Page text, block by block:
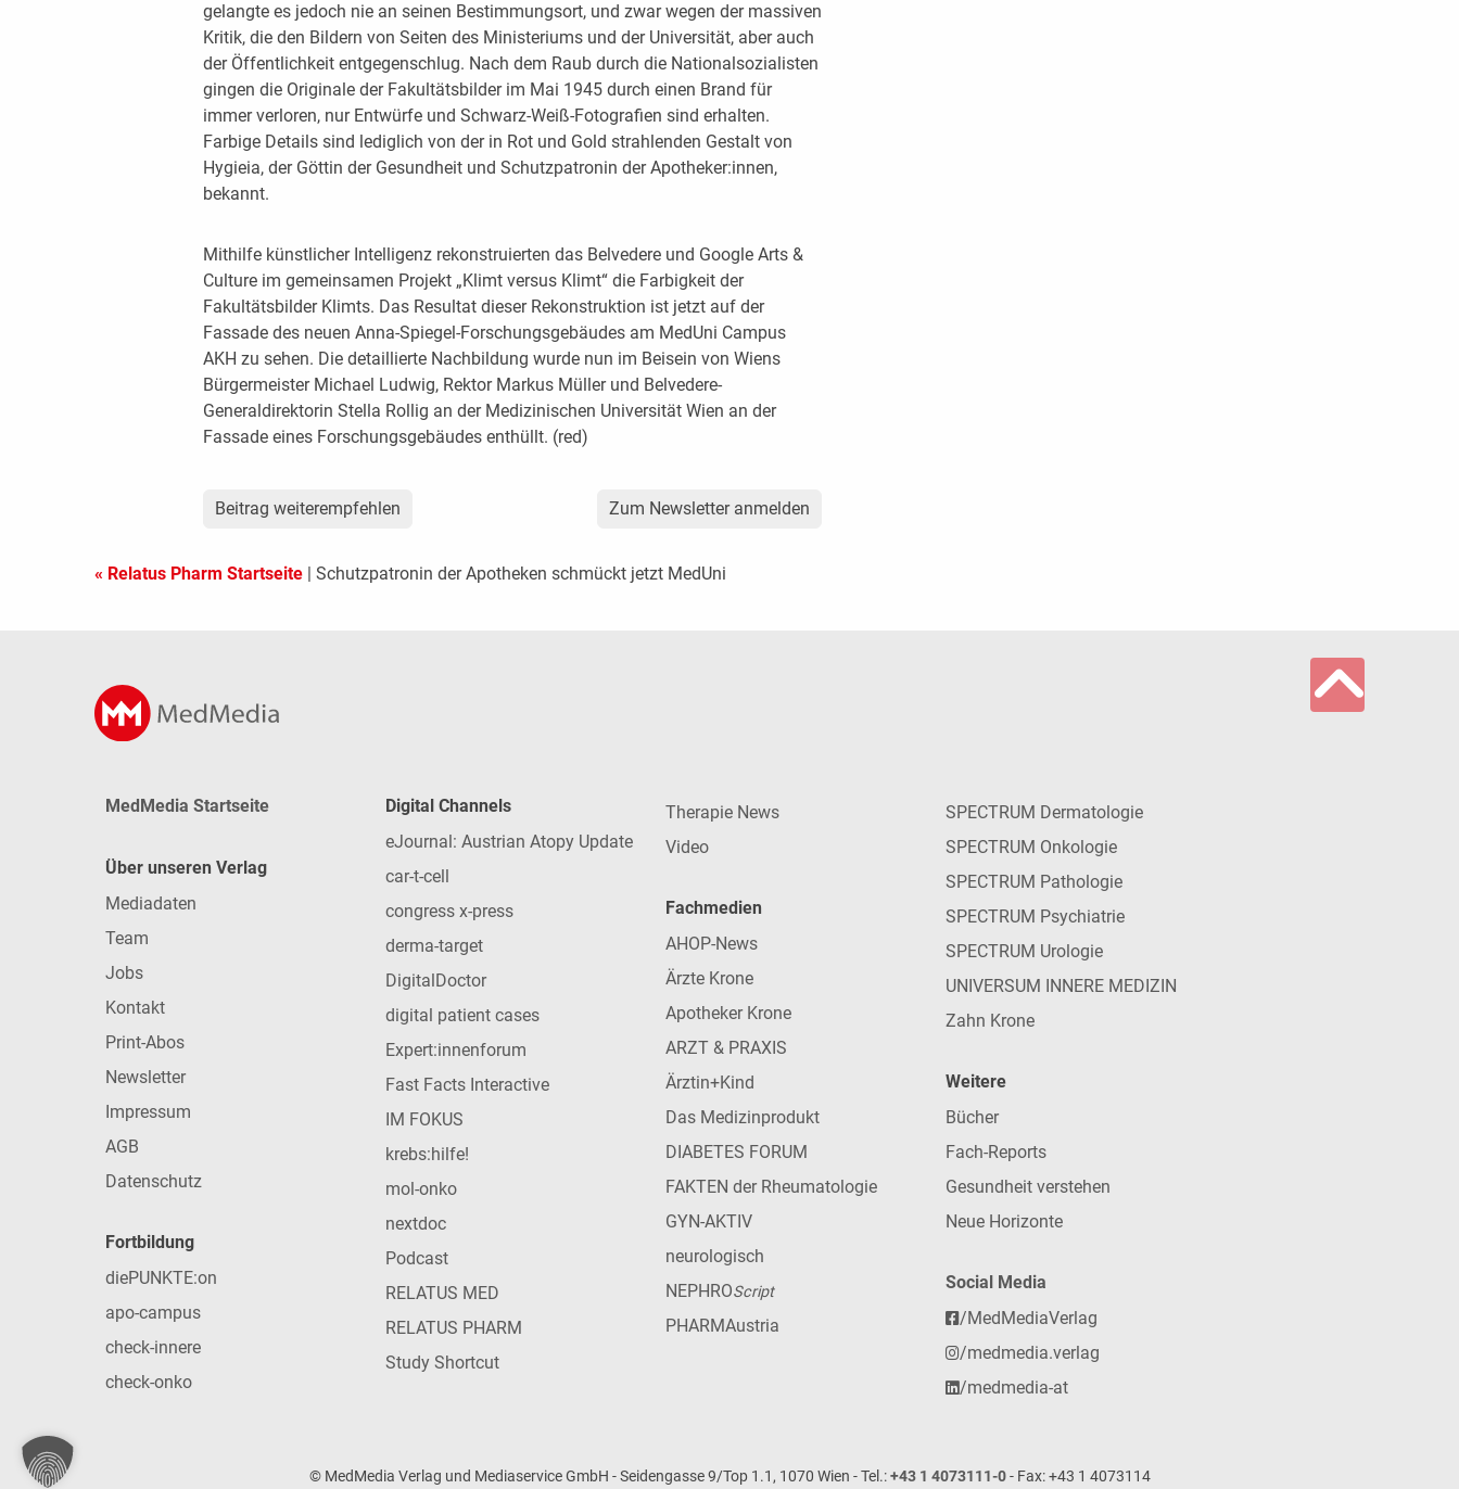
gelangte es jedoch nie an seinen Bestimmungsort, und zwar wegen der massiven
Kritik, die den Bildern von Seiten des Ministeriums und der Universität, aber auch
der Öffentlichkeit entgegenschlug. Nach dem Raub durch die Nationalsozialisten
gingen die Originale der Fakultätsbilder im Mai 1945 durch einen Brand für
immer verloren, nur Entwürfe und Schwarz-Weiß-Fotografien sind erhalten.
Farbige Details sind lediglich von der in Rot und Gold strahlenden Gestalt von
Hygieia, der Göttin der Gesundheit und Schutzpatronin der Apotheker:innen,
bekannt.
Mithilfe künstlicher Intelligenz rekonstruierten das Belvedere und Google Arts &
Culture im gemeinsamen Projekt „Klimt versus Klimt“ die Farbigkeit der
Fakultätsbilder Klimts. Das Resultat dieser Rekonstruktion ist jetzt auf der
Fassade des neuen Anna-Spiegel-Forschungsgebäudes am MedUni Campus
AKH zu sehen. Die detaillierte Nachbildung wurde nun im Beisein von Wiens
Bürgermeister Michael Ludwig, Rektor Markus Müller und Belvedere-
Generaldirektorin Stella Rollig an der Medizinischen Universität Wien an der
Fassade eines Forschungsgebäudes enthüllt. (red)
Beitrag weiterempfehlen Zum Newsletter anmelden
« Relatus Pharm Startseite | Schutzpatronin der Apotheken schmückt jetzt MedUni
MedMedia Startseite
Über unseren Verlag
Mediadaten
Team
Jobs
Kontakt
Print-Abos
Newsletter
Impressum
AGB
Datenschutz
Fortbildung
diePUNKTE:on
apo-campus
check-innere
check-onko
Digital Channels
eJournal: Austrian Atopy Update
car-t-cell
congress x-press
derma-target
DigitalDoctor
digital patient cases
Expert:innenforum
Fast Facts Interactive
IM FOKUS
krebs:hilfe!
mol-onko
nextdoc
Podcast
RELATUS MED
RELATUS PHARM
Study Shortcut
Therapie News
Video
Fachmedien
AHOP-News
Ärzte Krone
Apotheker Krone
ARZT & PRAXIS
Ärztin+Kind
Das Medizinprodukt
DIABETES FORUM
FAKTEN der Rheumatologie
GYN-AKTIV
neurologisch
NEPHROScript
PHARMAustria
SPECTRUM Dermatologie
SPECTRUM Onkologie
SPECTRUM Pathologie
SPECTRUM Psychiatrie
SPECTRUM Urologie
UNIVERSUM INNERE MEDIZIN
Zahn Krone
Weitere
Bücher
Fach-Reports
Gesundheit verstehen
Neue Horizonte
Social Media
/MedMediaVerlag
/medmedia.verlag
/medmedia-at
© MedMedia Verlag und Mediaservice GmbH - Seidengasse 9/Top 1.1, 1070 Wien - Tel.:+43 1 4073111-0- Fax: +43 1 4073114